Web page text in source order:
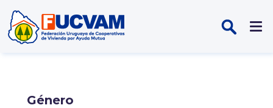
Género